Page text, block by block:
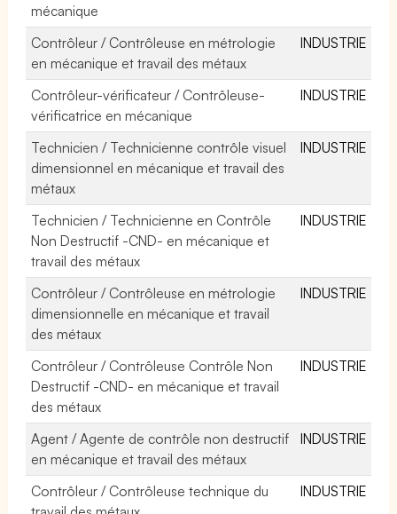
mécanique
Contrôleur / Contrôleuse en métrologie
en mécanique et travail des métaux
INDUSTRIE
Contrôleur-vérificateur / Contrôleuse-
vérificatrice en mécanique
INDUSTRIE
Technicien / Technicienne contrôle visuel
dimensionnel en mécanique et travail des
métaux
INDUSTRIE
Technicien / Technicienne en Contrôle
Non Destructif -CND- en mécanique et
travail des métaux
INDUSTRIE
Contrôleur / Contrôleuse en métrologie
dimensionnelle en mécanique et travail
des métaux
INDUSTRIE
Contrôleur / Contrôleuse Contrôle Non
Destructif -CND- en mécanique et travail
des métaux
INDUSTRIE
Agent / Agente de contrôle non destructif
en mécanique et travail des métaux
INDUSTRIE
Contrôleur / Contrôleuse technique du
INDUSTRIE